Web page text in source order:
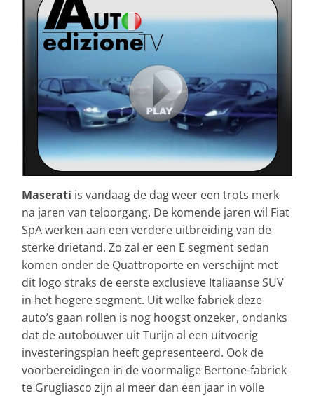
Maserati is vandaag de dag weer een trots merk
na jaren van teloorgang. De komende jaren wil Fiat
SpA werken aan een verdere uitbreiding van de
sterke drietand. Zo zal er een E segment sedan
komen onder de Quattroporte en verschijnt met
dit logo straks de eerste exclusieve Italiaanse SUV
in het hogere segment. Uit welke fabriek deze
auto’s gaan rollen is nog hoogst onzeker, ondanks
dat de autobouwer uit Turijn al een uitvoerig
investeringsplan heeft gepresenteerd. Ook de
voorbereidingen in de voormalige Bertone-fabriek
te Grugliasco zijn al meer dan een jaar in volle